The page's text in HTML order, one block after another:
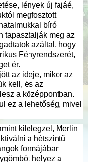
lények új fajáé,
megfosztott
bíró
tapasztalják meg az
azáltal, hogy
Fényrendszerét,
ér.
az ideje, mikor az
kell, és az
a középpontban.
ez a lehetőség, mivel
kilélegzel, Merlin
a hétszintű
formájában
helyez a